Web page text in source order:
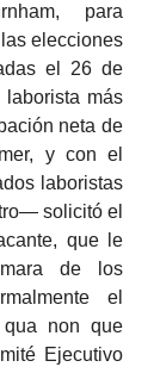
para
elecciones
el 26 de
más
neta de
y con el
laboristas
solicitó el
que le
de los
el
qua non que
Ejecutivo